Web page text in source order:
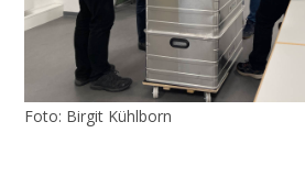
Foto: Birgit Kühlborn